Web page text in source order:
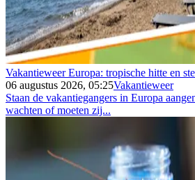
Vakantieweer Europa: tropische hitte en
06 augustus 2026, 05:25Vakantieweer
Staan de vakantiegangers in Europa
wachten of moeten zij...